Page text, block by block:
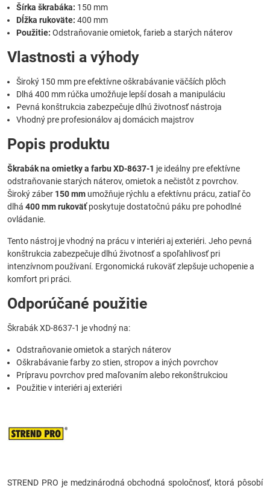
Šírka škrabáka: 150 mm
Dĺžka rukoväte: 400 mm
Použitie: Odstraňovanie omietok, farieb a starých náterov
Vlastnosti a výhody
Široký 150 mm pre efektívne oškrabávanie väčších plôch
Dlhá 400 mm rúčka umožňuje lepší dosah a manipuláciu
Pevná konštrukcia zabezpečuje dlhú životnosť nástroja
Vhodný pre profesionálov aj domácich majstrov
Popis produktu
Škrabák na omietky a farbu XD-8637-1 je ideálny pre efektívne
odstraňovanie starých náterov, omietok a nečistôt z povrchov.
Široký záber 150 mm umožňuje rýchlu a efektívnu prácu, zatiaľ čo
dlhá 400 mm rukoväťposkytuje dostatočnú páku pre pohodlné
ovládanie.
Tento nástroj je vhodný na prácu v interiéri aj exteriéri. Jeho pevná
konštrukcia zabezpečuje dlhú životnosť a spoľahlivosť pri
intenzívnom používaní. Ergonomická rukoväť zlepšuje uchopenie a
komfort pri práci.
Odporúčané použitie
Škrabák XD-8637-1 je vhodný na:
Odstraňovanie omietok a starých náterov
Oškrabávanie farby zo stien, stropov a iných povrchov
Prípravu povrchov pred maľovaním alebo rekonštrukciou
Použitie v interiéri aj exteriéri
STREND PRO je medzinárodná obchodná spoločnosť, ktorá pôsobí